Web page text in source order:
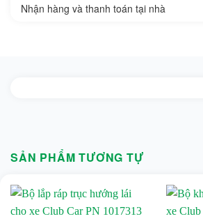
Nhận hàng và thanh toán tại nhà
SẢN PHẨM TƯƠNG TỰ